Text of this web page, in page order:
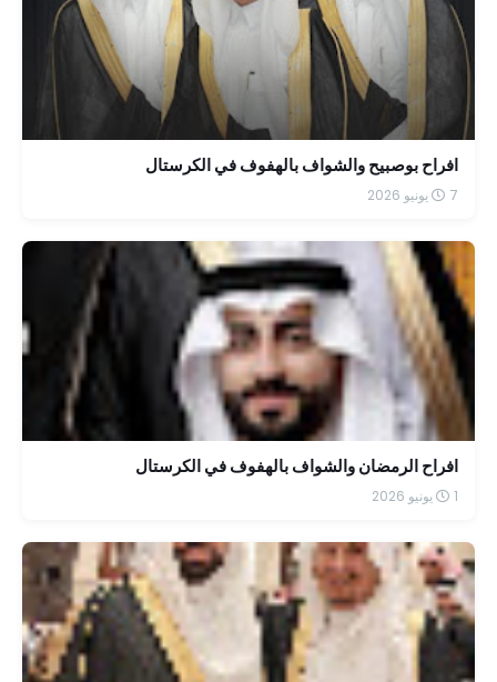
افراح بوصبيح والشواف بالهفوف في الكرستال
7 يونيو 2026
افراح الرمضان والشواف بالهفوف في الكرستال
1 يونيو 2026